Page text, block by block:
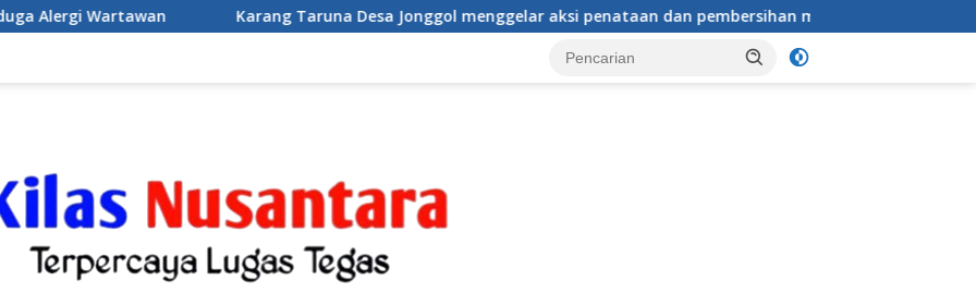
Taruna Desa Jonggol menggelar aksi penataan dan pembersihan menyeluruh Alun-Alun kecamatan Jonggol.inilah